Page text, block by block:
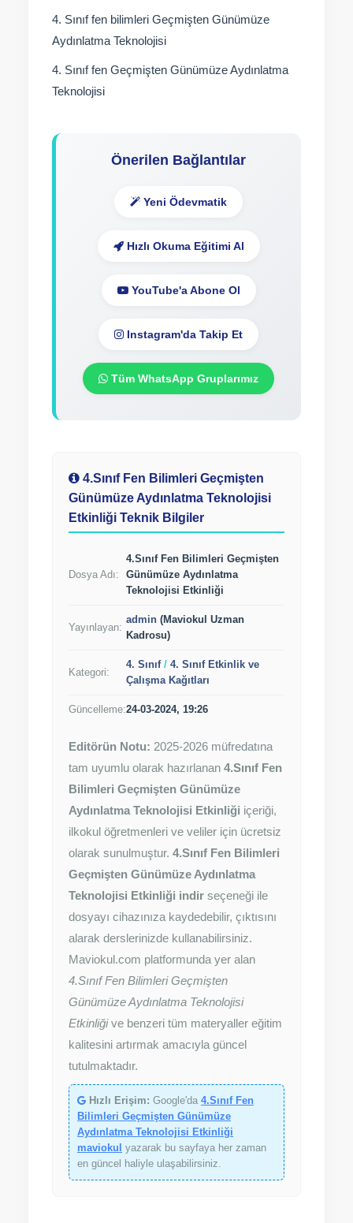
4. Sınıf fen bilimleri Geçmişten Günümüze
Aydınlatma Teknolojisi
4. Sınıf fen Geçmişten Günümüze Aydınlatma
Teknolojisi
Önerilen Bağlantılar
Yeni Ödevmatik
Hızlı Okuma Eğitimi Al
YouTube'a Abone Ol
Instagram'da Takip Et
Tüm WhatsApp Gruplarımız
4.Sınıf Fen Bilimleri Geçmişten
Günümüze Aydınlatma Teknolojisi
Etkinliği Teknik Bilgiler
Dosya Adı:
4.Sınıf Fen Bilimleri Geçmişten
Günümüze Aydınlatma
Teknolojisi Etkinliği
Yayınlayan:
admin (Maviokul Uzman
Kadrosu)
Kategori:
4. Sınıf/ 4. Sınıf Etkinlik ve
Çalışma Kağıtları
Güncelleme:24-03-2024, 19:26
Editörün Notu: 2025-2026 müfredatına
tam uyumlu olarak hazırlanan 4.Sınıf Fen
Bilimleri Geçmişten Günümüze
Aydınlatma Teknolojisi Etkinliği içeriği,
ilkokul öğretmenleri ve veliler için ücretsiz
olarak sunulmuştur. 4.Sınıf Fen Bilimleri
Geçmişten Günümüze Aydınlatma
Teknolojisi Etkinliği indir seçeneği ile
dosyayı cihazınıza kaydedebilir, çıktısını
alarak derslerinizde kullanabilirsiniz.
Maviokul.com platformunda yer alan
4.Sınıf Fen Bilimleri Geçmişten
Günümüze Aydınlatma Teknolojisi
Etkinliğive benzeri tüm materyaller eğitim
kalitesini artırmak amacıyla güncel
tutulmaktadır.
Hızlı Erişim: Google'da 4.Sınıf Fen
Bilimleri Geçmişten Günümüze
Aydınlatma Teknolojisi Etkinliği
maviokul yazarak bu sayfaya her zaman
en güncel haliyle ulaşabilirsiniz.